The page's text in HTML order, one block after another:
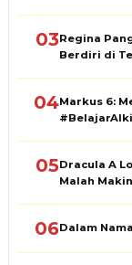
03Regina
Berdiri di
04Markus 6:
05Dracula A
Malah
06Dalam